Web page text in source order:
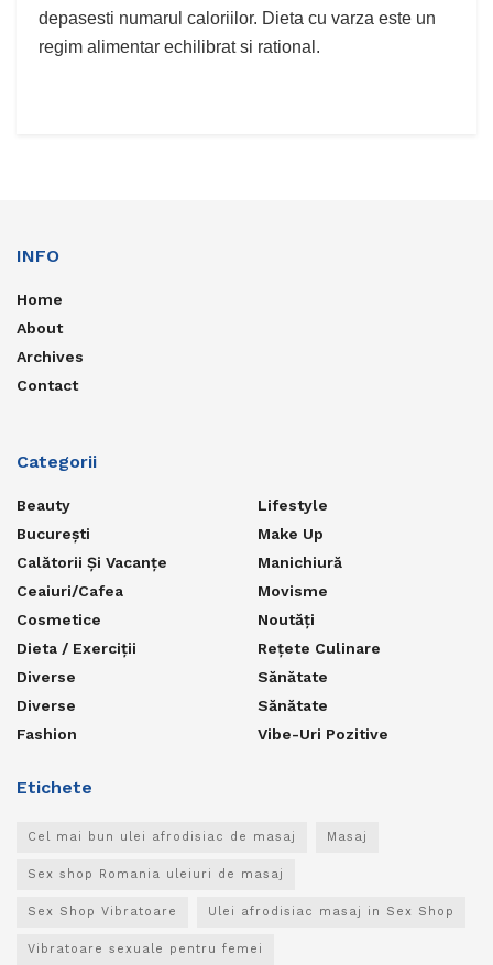
depasesti numarul caloriilor. Dieta cu varza este un
regim alimentar echilibrat si rational.
INFO
Home
About
Archives
Contact
Categorii
Beauty
București
Calătorii Și Vacanțe
Ceaiuri/Cafea
Cosmetice
Dieta / Exerciții
Diverse
Diverse
Fashion
Lifestyle
Make Up
Manichiură
Movisme
Noutăți
Rețete Culinare
Sănătate
Sănătate
Vibe-Uri Pozitive
Etichete
Cel mai bun ulei afrodisiac de masaj Masaj
Sex shop Romania uleiuri de masaj
Sex Shop Vibratoare Ulei afrodisiac masaj in Sex Shop
Vibratoare sexuale pentru femei